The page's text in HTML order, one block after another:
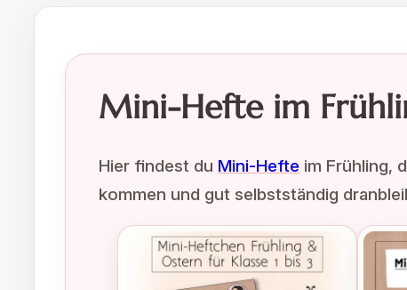
Mini-Hefte im
Hier findest du Mini-Hefte im Frühling,
kommen und gut selbstständig